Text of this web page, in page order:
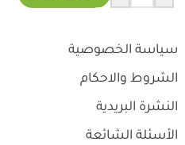
سياسة الخصوصية
الشروط والاحكام
النشرة البريدية
الأسئلة الشائعة